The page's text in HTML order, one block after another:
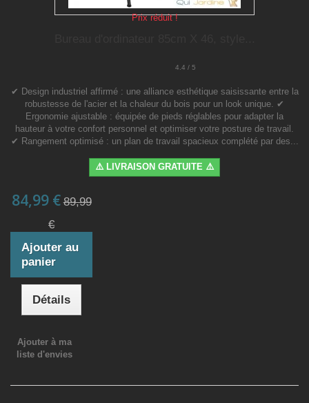
Prix réduit !
4.4 / 5
✔ Design industriel affirmé : une alliance esthétique saisissante entre la
robustesse de l'acier et la chaleur du bois pour un look unique. ✔
Ergonomie ajustable : équipée de pieds réglables pour adapter la
hauteur à votre confort personnel et optimiser votre posture de travail.
✔ Rangement optimisé : un plan de travail spacieux complété par des...
⚠️ LIVRAISON GRATUITE ⚠️
84,99 € 89,99
€
Ajouter au
panier
Détails
Ajouter à ma
liste d'envies